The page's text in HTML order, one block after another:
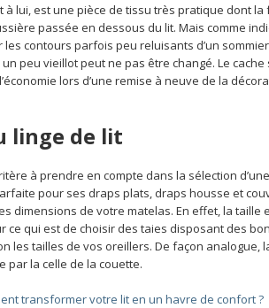
à lui, est une pièce de tissu très pratique dont
passée en dessous du lit. Mais comme
contours parfois peu reluisants d’un
peu vieillot peut ne pas être changé. Le
lors d’une remise à neuve de la
linge de lit
à prendre en compte dans la sélection
pour ses draps plats, draps housse et
dimensions de votre matelas. En effet, la
ce qui est de choisir des taies disposant des
les tailles de vos oreillers. De façon analogue,
par la celle de la couette.
transformer votre lit en un havre de confort ?